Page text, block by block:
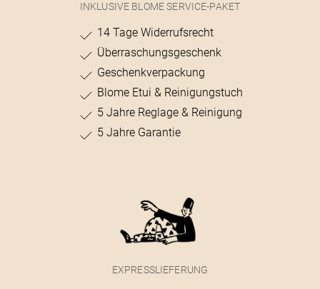
INKLUSIVE BLOME SERVICE-PAKET
14 Tage Widerrufsrecht
Überraschungsgeschenk
Geschenkverpackung
Blome Etui & Reinigungstuch
5 Jahre Reglage & Reinigung
5 Jahre Garantie
EXPRESSLIEFERUNG